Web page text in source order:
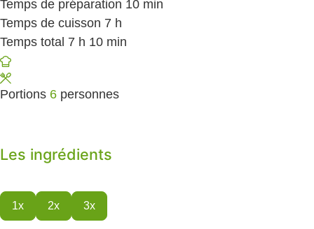
Temps de préparation 10 minutes
min
Temps de cuisson 7 heures
h
Temps total 7 heures
h 10 minutes
min
Portions 6 personnes
Les ingrédients
1x 2x 3x